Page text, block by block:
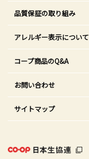
品質保証の取り組み
アレルギー表示について
コープ商品のQ&A
お問い合わせ
サイトマップ